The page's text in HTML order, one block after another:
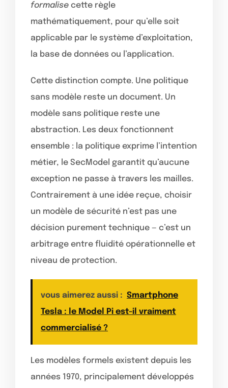
formalise cette règle
mathématiquement, pour qu’elle soit
applicable par le système d’exploitation,
la base de données ou l’application.
Cette distinction compte. Une politique
sans modèle reste un document. Un
modèle sans politique reste une
abstraction. Les deux fonctionnent
ensemble : la politique exprime l’intention
métier, le SecModel garantit qu’aucune
exception ne passe à travers les mailles.
Contrairement à une idée reçue, choisir
un modèle de sécurité n’est pas une
décision purement technique — c’est un
arbitrage entre fluidité opérationnelle et
niveau de protection.
vous aimerez aussi : Smartphone
Tesla : le Model Pi est-il vraiment
commercialisé ?
Les modèles formels existent depuis les
années 1970, principalement développés